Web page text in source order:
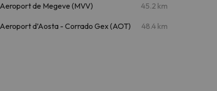
Aeroport de Megeve (MVV) 45.2 km
Aeroport d’Aosta - Corrado Gex (AOT) 48.4 km